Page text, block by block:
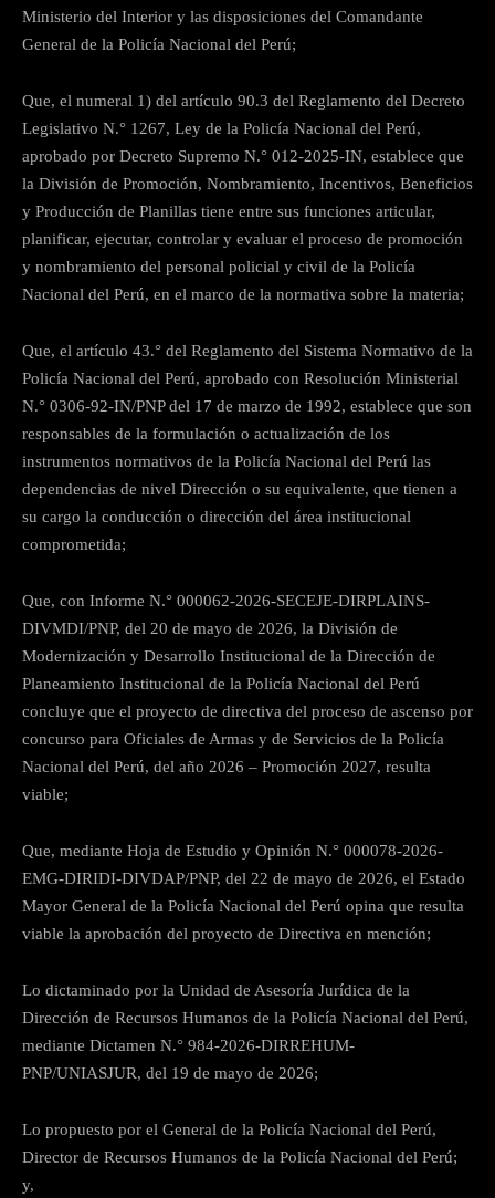
Ministerio del Interior y las disposiciones del Comandante
General de la Policía Nacional del Perú;
Que, el numeral 1) del artículo 90.3 del Reglamento del Decreto
Legislativo N.° 1267, Ley de la Policía Nacional del Perú,
aprobado por Decreto Supremo N.° 012-2025-IN, establece que
la División de Promoción, Nombramiento, Incentivos, Beneficios
y Producción de Planillas tiene entre sus funciones articular,
planificar, ejecutar, controlar y evaluar el proceso de promoción
y nombramiento del personal policial y civil de la Policía
Nacional del Perú, en el marco de la normativa sobre la materia;
Que, el artículo 43.° del Reglamento del Sistema Normativo de la
Policía Nacional del Perú, aprobado con Resolución Ministerial
N.° 0306-92-IN/PNP del 17 de marzo de 1992, establece que son
responsables de la formulación o actualización de los
instrumentos normativos de la Policía Nacional del Perú las
dependencias de nivel Dirección o su equivalente, que tienen a
su cargo la conducción o dirección del área institucional
comprometida;
Que, con Informe N.° 000062-2026-SECEJE-DIRPLAINS-
DIVMDI/PNP, del 20 de mayo de 2026, la División de
Modernización y Desarrollo Institucional de la Dirección de
Planeamiento Institucional de la Policía Nacional del Perú
concluye que el proyecto de directiva del proceso de ascenso por
concurso para Oficiales de Armas y de Servicios de la Policía
Nacional del Perú, del año 2026 – Promoción 2027, resulta
viable;
Que, mediante Hoja de Estudio y Opinión N.° 000078-2026-
EMG-DIRIDI-DIVDAP/PNP, del 22 de mayo de 2026, el Estado
Mayor General de la Policía Nacional del Perú opina que resulta
viable la aprobación del proyecto de Directiva en mención;
Lo dictaminado por la Unidad de Asesoría Jurídica de la
Dirección de Recursos Humanos de la Policía Nacional del Perú,
mediante Dictamen N.° 984-2026-DIRREHUM-
PNP/UNIASJUR, del 19 de mayo de 2026;
Lo propuesto por el General de la Policía Nacional del Perú,
Director de Recursos Humanos de la Policía Nacional del Perú;
y,